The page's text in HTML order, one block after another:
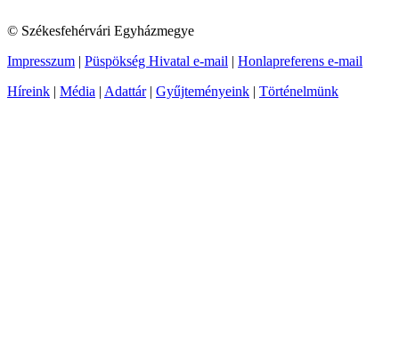
© Székesfehérvári Egyházmegye
Impresszum | Püspökség Hivatal e-mail | Honlapreferens e-mail
Híreink | Média | Adattár| Gyűjteményeink | Történelmünk